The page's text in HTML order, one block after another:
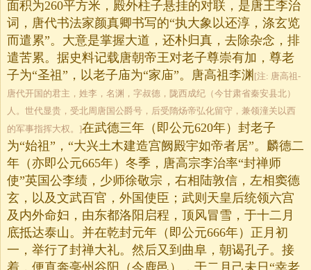
面积为260平方米，殿外柱子悬挂的对联，是唐王李治
词，唐代书法家颜真卿书写的“执大象以还淳，涤玄览
而遣累”。大意是掌握大道，还朴归真，去除杂念，排
遣苦累。据史料记载唐朝帝王对老子尊崇有加，尊老
子为“圣祖”，以老子庙为“家庙”。唐高祖李渊 [注: 唐高祖-
唐代开国的君主，姓李，名渊，字叔德，陇西成纪（今甘肃省秦安县北）
人。世代显贵，受北周唐国公爵号，后受隋炀帝弘化留守，兼领潼关以西
的军事指挥大权。]在武德三年（即公元620年）封老子
为“始祖”，“大兴土木建造宫阙殿宇如帝者居”。麟德二
年（亦即公元665年）冬季，唐高宗李治率“封禅师
使”英国公李绩，少师徐敬宗，右相陆敦信，左相窦德
玄，以及文武百官，外国使臣；武则天皇后统领六宫
及内外命妇，由东都洛阳启程，顶风冒雪，于十二月
底抵达泰山。并在乾封元年（即公元666年）正月初
一，举行了封禅大礼。然后又到曲阜，朝谒孔子。接